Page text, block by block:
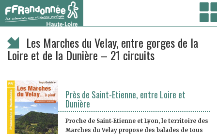
Vous êtes ici :Accueil/ Randonner /
/ Les Marches du Velay,
entre gorges de la Loire et de la Dunière – 21 circuits
Les Marches du Velay, entre gorges de la
Loire et de la Dunière – 21 circuits
Près de Saint-Etienne, entre Loire et
Dunière
Proche de Saint-Etienne et Lyon, le territoire des
Marches du Velay propose des balades de tous